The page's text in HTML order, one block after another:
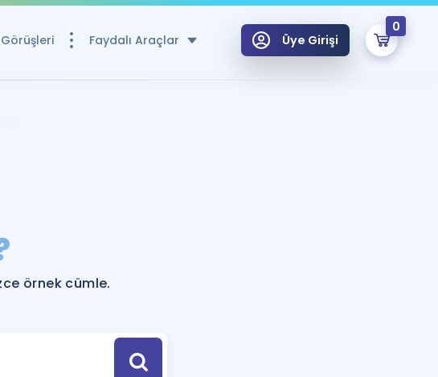
Görüşleri Faydalı Araçlar
ve YÖKDİL Puan Hesaplama Aracı
ve YÖKDİL'e Hazırlananlar için Öneriler
ÖSYM Sınavları Tek Takvimde
Üye Girişi
0
örnek cümle.